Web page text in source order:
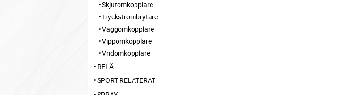
Skjutomkopplare
Tryckströmbrytare
Vaggomkopplare
Vippomkopplare
Vridomkopplare
RELÄ
SPORT RELATERAT